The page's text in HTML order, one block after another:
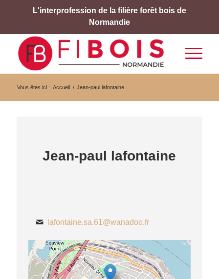
L'interprofession de la filière forêt bois de
Normandie
Vous êtes ici : Accueil / Jean-paul lafontaine
Jean-paul lafontaine
lafontaine.sa.61@wanadoo.fr